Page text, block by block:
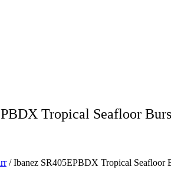
Tropical Seafloor
/ Ibanez SR405EPBDX Tropical Seafloor